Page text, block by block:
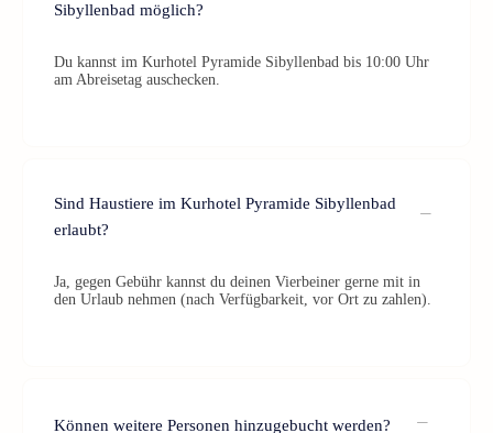
Sibyllenbad möglich?
Du kannst im Kurhotel Pyramide Sibyllenbad bis 10:00 Uhr
am Abreisetag auschecken.
Sind Haustiere im Kurhotel Pyramide Sibyllenbad
erlaubt?
Ja, gegen Gebühr kannst du deinen Vierbeiner gerne mit in
den Urlaub nehmen (nach Verfügbarkeit, vor Ort zu zahlen).
Können weitere Personen hinzugebucht werden?